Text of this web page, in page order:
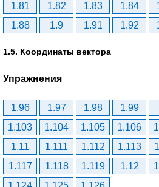
1.81 1.82 1.83 1.84
1.88
1.9 1.91 1.92
1.5. Координаты вектора
Упражнения
1.96 1.97 1.98 1.99
1.103
1.104 1.105 1.106
1.11
1.111 1.112 1.113
1.117
1.118 1.119 1.12